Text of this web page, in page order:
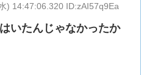
) 14:47:06.320 ID:zAI57q9Ea
いたんじゃなかったか